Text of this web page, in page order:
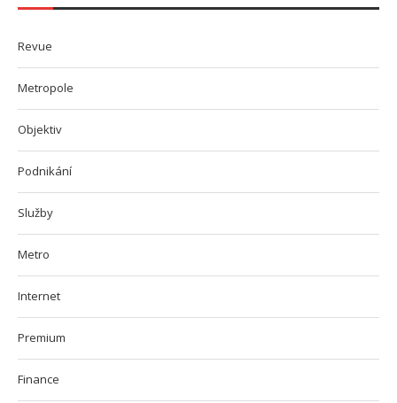
Revue
Metropole
Objektiv
Podnikání
Služby
Metro
Internet
Premium
Finance